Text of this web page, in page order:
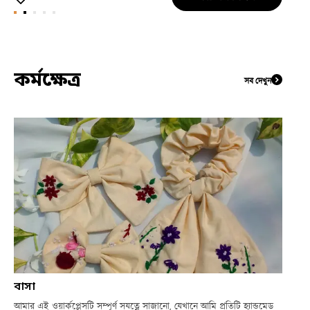
কর্মক্ষেত্র সব দেখুন
বাসা
আমার এই ওয়ার্কপ্লেসটি সম্পূর্ণ সযত্নে সাজানো, যেখানে আমি প্রতিটি হ্যান্ডমেড